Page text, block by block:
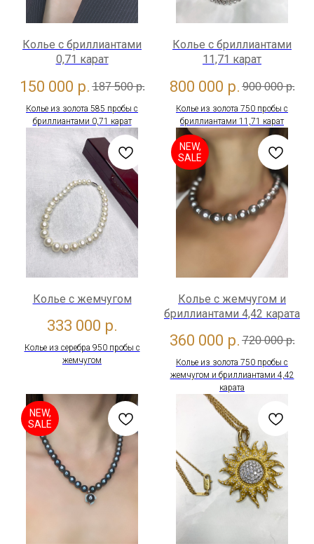
Колье с бриллиантами
0,71 карат
150 000 р. 187 500 р.
Колье из золота 585 пробы с
бриллиантами 0,71 карат
Колье с бриллиантами
11,71 карат
800 000 р. 900 000 р.
Колье из золота 750 пробы с
бриллиантами 11,71 карат
Колье с жемчугом
333 000 р.
Колье из серебра 950 пробы с
жемчугом
NEW,
SALE
Колье с жемчугом и
бриллиантами 4,42 карата
360 000 р. 720 000 р.
Колье из золота 750 пробы с
жемчугом и бриллиантами 4,42
карата
NEW,
SALE